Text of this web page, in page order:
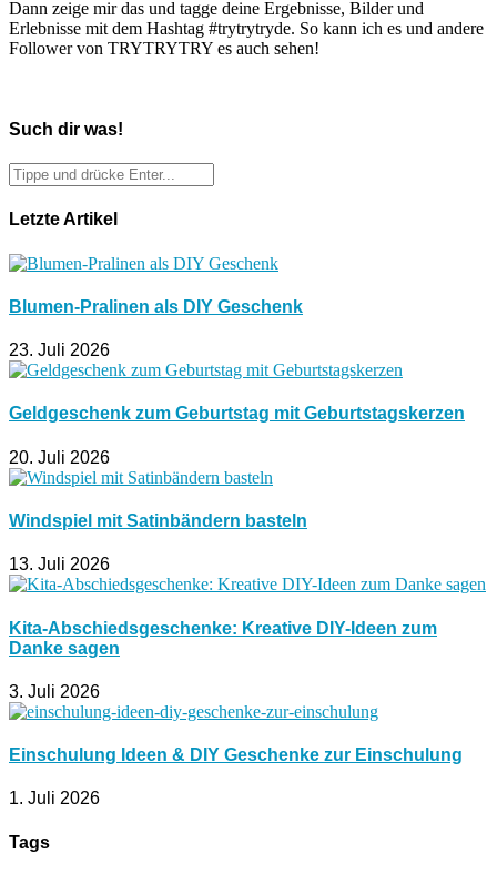
Dann zeige mir das und tagge deine Ergebnisse, Bilder und
Erlebnisse mit dem Hashtag #trytrytryde. So kann ich es und andere
Follower von TRYTRYTRY es auch sehen!
Such dir was!
Letzte Artikel
Blumen-Pralinen als DIY Geschenk
23. Juli 2026
Geldgeschenk zum Geburtstag mit Geburtstagskerzen
20. Juli 2026
Windspiel mit Satinbändern basteln
13. Juli 2026
Kita-Abschiedsgeschenke: Kreative DIY-Ideen zum
Danke sagen
3. Juli 2026
Einschulung Ideen & DIY Geschenke zur Einschulung
1. Juli 2026
Tags